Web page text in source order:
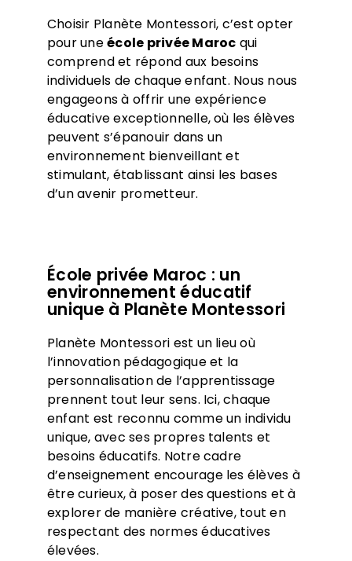
Choisir Planète Montessori, c’est opter
pour uneécole privée Maroc qui
comprend et répond aux besoins
individuels de chaque enfant. Nous nous
engageons à offrir une expérience
éducative exceptionnelle, où les élèves
peuvent s’épanouir dans un
environnement bienveillant et
stimulant, établissant ainsi les bases
d’un avenir prometteur.
École privée Maroc : un
environnement éducatif
unique à Planète Montessori
Planète Montessori est un lieu où
l’innovation pédagogique et la
personnalisation de l’apprentissage
prennent tout leur sens. Ici, chaque
enfant est reconnu comme un individu
unique, avec ses propres talents et
besoins éducatifs. Notre cadre
d’enseignement encourage les élèves à
être curieux, à poser des questions et à
explorer de manière créative, tout en
respectant des normes éducatives
élevées.